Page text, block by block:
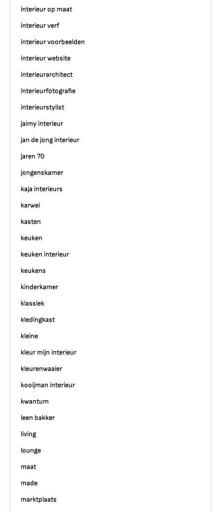
interieur op maat
interieur verf
interieur voorbeelden
interieur website
interieurarchitect
interieurfotografie
interieurstylist
jaimy interieur
jan de jong interieur
jaren 70
jongenskamer
kaja interieurs
karwei
kasten
keuken
keuken interieur
keukens
kinderkamer
klassiek
kledingkast
kleine
kleur mijn interieur
kleurenwaaier
kooijman interieur
kwantum
leen bakker
living
lounge
maat
made
marktplaats